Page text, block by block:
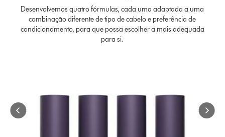
Desenvolvemos quatro fórmulas, cada uma adaptada a uma
combinação diferente de tipo de cabelo e preferência de
condicionamento, para que possa escolher a mais adequada
para si.